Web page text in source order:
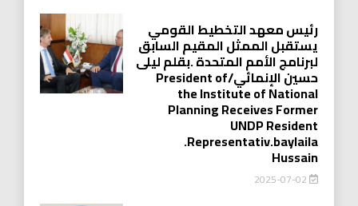
رئيس معهد التخطيط القومي
يستقبل الممثل المقيم السابق
لبرنامج الأمم المتحدة .بقلم ليلى
حسين الإنمائي/President of
the Institute of National
Planning Receives Former
UNDP Resident
.Representativ.baylaila
Hussain
2025-07-02